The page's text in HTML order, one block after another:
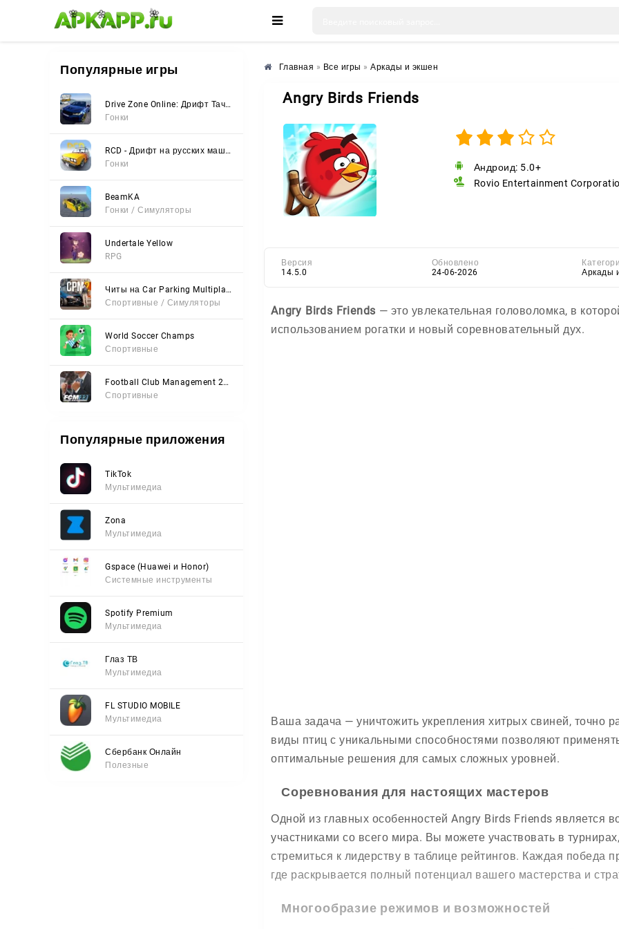
🌸 🌼 🌺
Популярные игры
Drive Zone Online: Дрифт Тачки
Гонки
RCD - Дрифт на русских машинах
Гонки
BeamKA
Гонки / Симуляторы
Undertale Yellow
RPG
Читы на Car Parking Multiplayer 2 (Все открыто, Мод-Меню)
Спортивные / Симуляторы
World Soccer Champs
Спортивные
Football Club Management 2023
Спортивные
Популярные приложения
TikTok
Мультимедиа
Zona
Мультимедиа
Gspace (Huawei и Honor)
Системные инструменты
Spotify Premium
Мультимедиа
Глаз ТВ
Мультимедиа
FL STUDIO MOBILE
Мультимедиа
Сбербанк Онлайн
Полезные
Главная » Все игры » Аркады и экшен
Angry Birds Friends
Андроид: 5.0+
Rovio Entertainment
Версия
14.5.0
Обновлено
24-06-2026
Аркады
Angry Birds Friends — это увлекательная головоломка, в
использованием рогатки и новый соревновательный дух.
Ваша задача — уничтожить укрепления хитрых свиней, точно
виды птиц с уникальными способностями позволяют
оптимальные решения для самых сложных уровней.
Соревнования для настоящих мастеров
Одной из главных особенностей Angry Birds Friends является
участниками со всего мира. Вы можете участвовать в
стремиться к лидерству в таблице рейтингов. Каждая
где раскрывается полный потенциал вашего мастерства и
Многообразие режимов и возможностей